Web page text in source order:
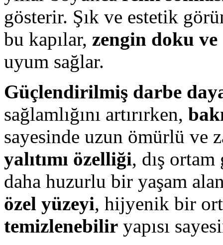
gösterir. Şık ve estetik
bu kapılar, zengin doku
uyum sağlar.
Güçlendirilmiş darbe
sağlamlığını artırırken,
sayesinde uzun ömürlü ve
yalıtımı özelliği, dış
daha huzurlu bir yaşam
özel yüzeyi, hijyenik bir
temizlenebilir yapısı